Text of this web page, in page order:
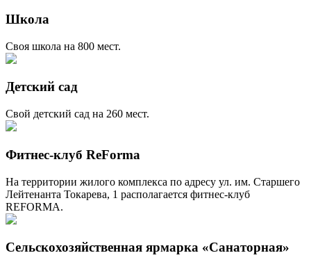
Школа
Своя школа на 800 мест.
Детский сад
Свой детский сад на 260 мест.
Фитнес-клуб ReForma
На территории жилого комплекса по адресу ул. им. Старшего
Лейтенанта Токарева, 1 располагается фитнес-клуб
REFORMA.
Сельскохозяйственная ярмарка «Санаторная»